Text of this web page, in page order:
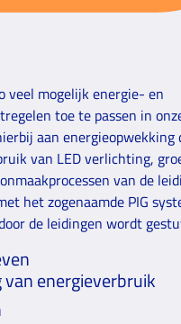
veel mogelijk energie- en
toe te passen in
aan energieopwekking
van LED verlichting,
van de
het zogenaamde PIG
de leidingen wordt
energieverbruik